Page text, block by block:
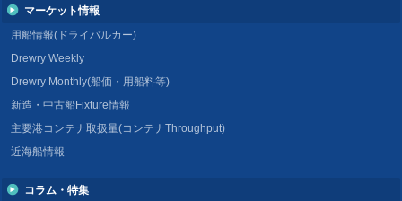
マーケット情報
用船情報(ドライバルカー)
Drewry Weekly
Drewry Monthly(船価・用船料等)
新造・中古船Fixture情報
主要港コンテナ取扱量(コンテナThroughput)
近海船情報
コラム・特集